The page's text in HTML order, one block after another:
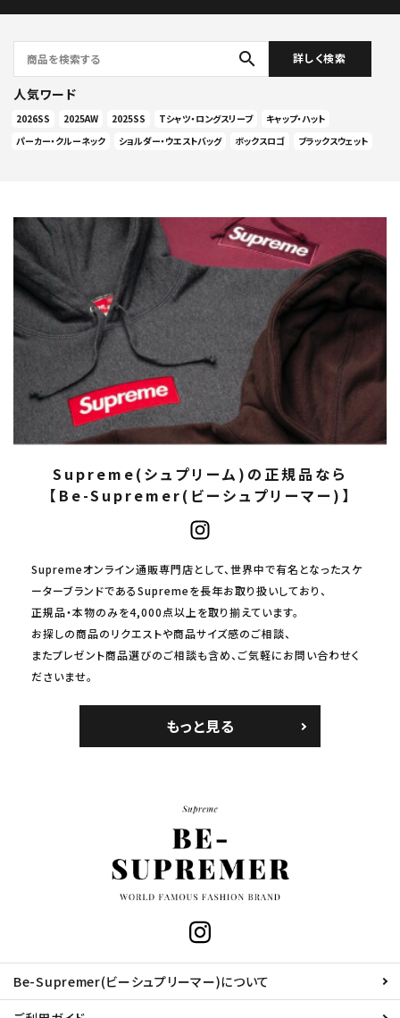
search 詳しく検索
人気ワード
2026SS 2025AW 2025SS Tシャツ・ロングスリーブ
キャップ・ハット
パーカー・クルーネック
ショルダー・ウエストバッグ ボックスロゴ ブラックスウェット
Supreme(シュプリーム)の正規品なら
【Be-Supremer(ビーシュプリーマー)】
Supremeオンライン通販専門店として、世界中で有名となったスケ
ーターブランドであるSupremeを長年お取り扱いしており、
正規品・本物のみを4,000点以上を取り揃えています。
お探しの商品のリクエストや商品サイズ感のご相談、
またプレゼント商品選びのご相談も含め、ご気軽にお問い合わせく
ださいませ。
もっと見る
Be-Supremer(ビーシュプリーマー)について